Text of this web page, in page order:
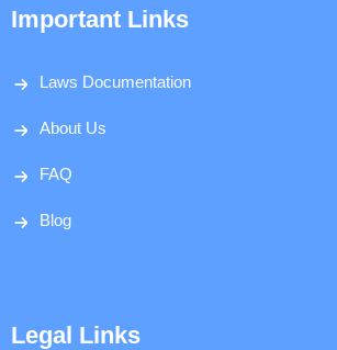
Important Links
Laws Documentation
About Us
FAQ
Blog
Legal Links